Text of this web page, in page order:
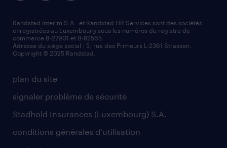
plan du site
signaler problème de sécurité
Stadhold Insurances (Luxembourg) S.A.
conditions générales d'utilisation
Randstad Interim S.A. et Randstad HR Services sont des sociétés
enregistrées au Luxembourg sous les numéros de registre de
commerce B-27901 et B-82565.
Adresse du siège social : 5, rue des Primeurs L-2361 Strassen.
Copyright © 2025 Randstad.